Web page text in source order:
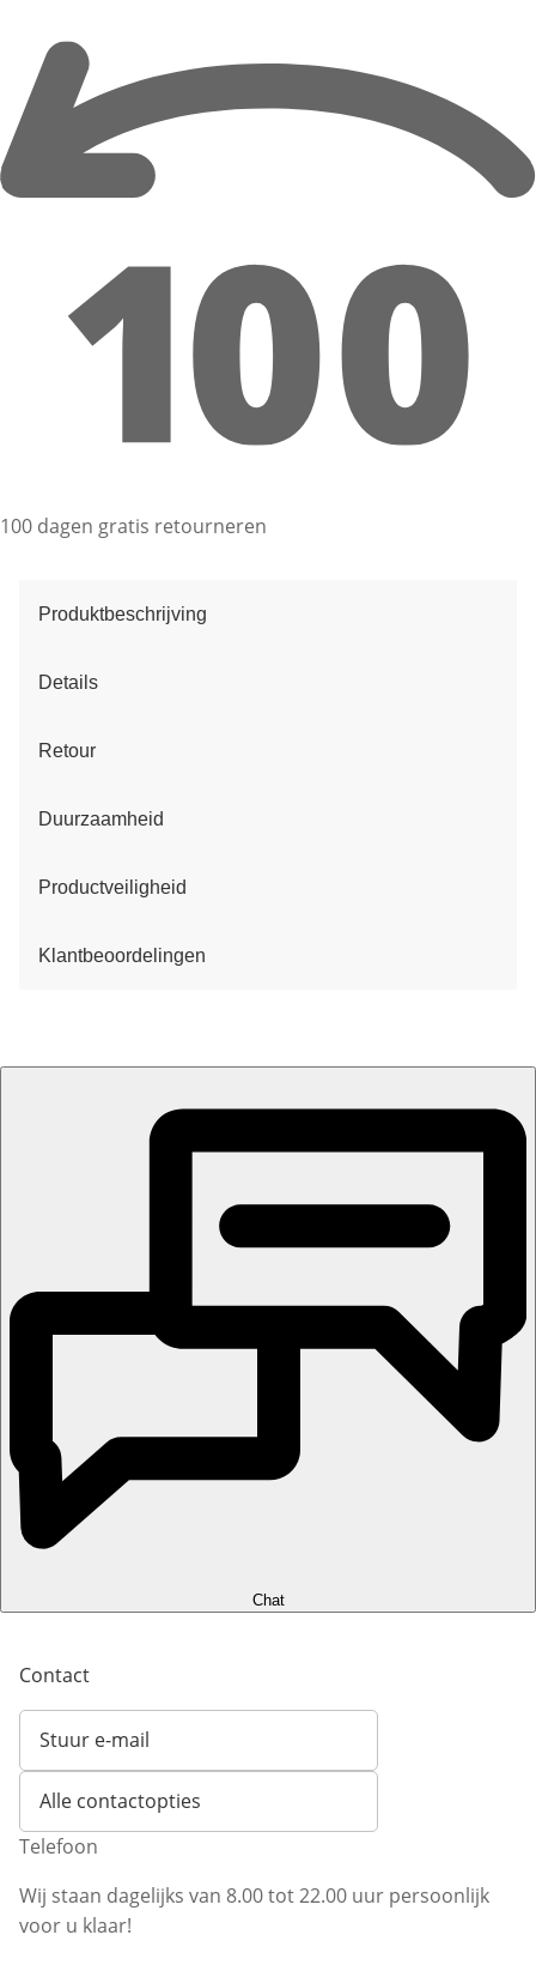
100 dagen gratis retourneren
Produktbeschrijving
Details
Retour
Duurzaamheid
Productveiligheid
Klantbeoordelingen
Chat
Contact
Stuur e-mail
Opent e-mailclient
Alle contactopties
Telefoon
Wij staan dagelijks van 8.00 tot 22.00 uur persoonlijk
voor u klaar!